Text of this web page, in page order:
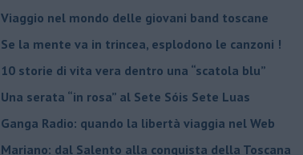
Viaggio nel mondo delle giovani band toscane
Se la mente va in trincea, esplodono le canzoni !
​10 storie di vita vera dentro una “scatola blu”
​Una serata “in rosa” al Sete Sóis Sete Luas
Ganga Radio: quando la libertà viaggia nel Web
Mariano: dal Salento alla conquista della Toscana